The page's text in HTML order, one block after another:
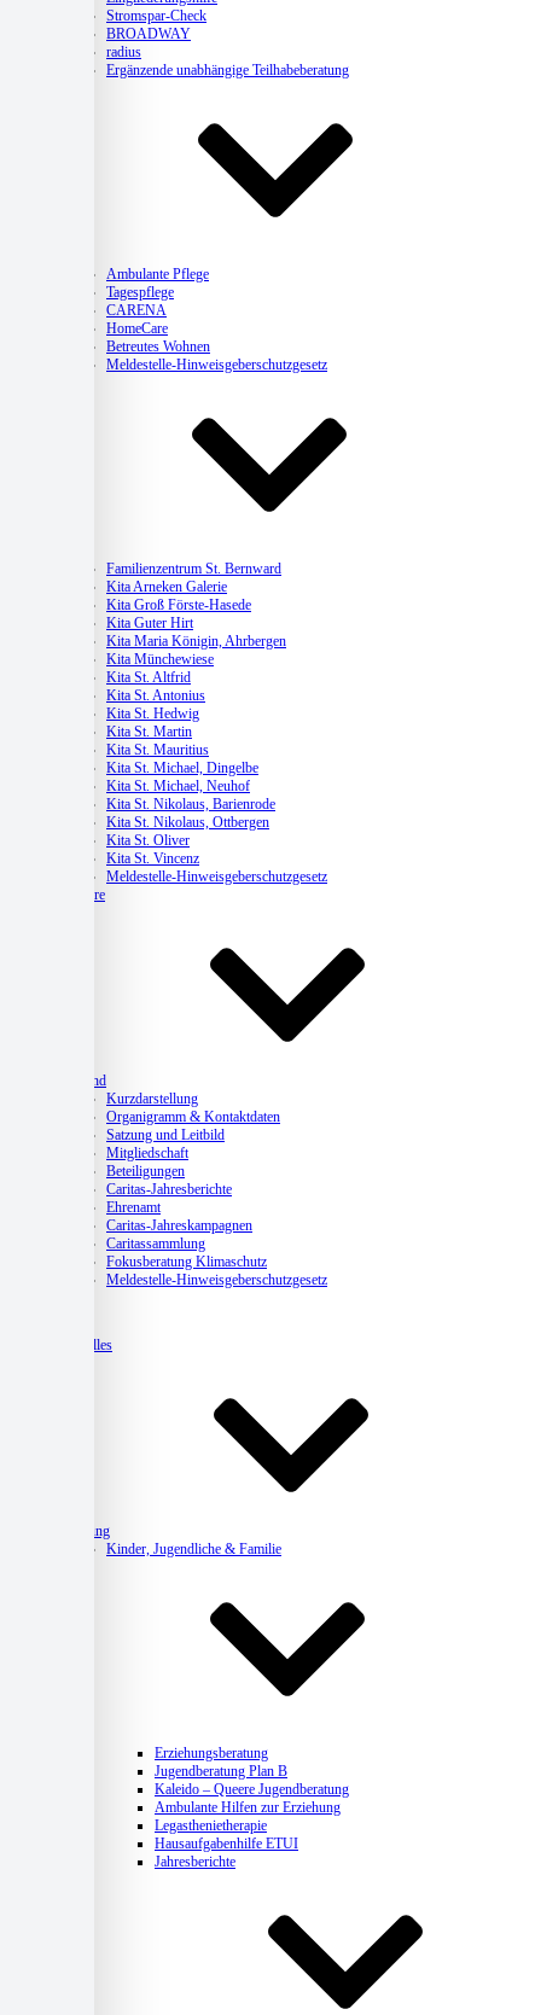
Stromspar-Check
BROADWAY
radius
Ergänzende unabhängige Teilhabeberatung
Ambulante Pflege
Tagespflege
CARENA
HomeCare
Betreutes Wohnen
Meldestelle-Hinweisgeberschutzgesetz
Familienzentrum St. Bernward
Kita Arneken Galerie
Kita Groß Förste-Hasede
Kita Guter Hirt
Kita Maria Königin, Ahrbergen
Kita Münchewiese
Kita St. Altfrid
Kita St. Antonius
Kita St. Hedwig
Kita St. Martin
Kita St. Mauritius
Kita St. Michael, Dingelbe
Kita St. Michael, Neuhof
Kita St. Nikolaus, Barienrode
Kita St. Nikolaus, Ottbergen
Kita St. Oliver
Kita St. Vincenz
Meldestelle-Hinweisgeberschutzgesetz
Karriere
Verband
Kurzdarstellung
Organigramm & Kontaktdaten
Satzung und Leitbild
Mitgliedschaft
Beteiligungen
Caritas-Jahresberichte
Ehrenamt
Caritas-Jahreskampagnen
Caritassammlung
Fokusberatung Klimaschutz
Meldestelle-Hinweisgeberschutzgesetz
Aktuelles
Beratung
Kinder, Jugendliche & Familie
Erziehungsberatung
Jugendberatung Plan B
Kaleido – Queere Jugendberatung
Ambulante Hilfen zur Erziehung
Legasthenietherapie
Hausaufgabenhilfe ETUI
Jahresberichte